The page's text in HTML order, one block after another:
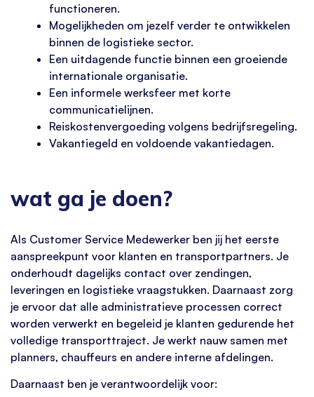
functioneren.
Mogelijkheden om jezelf verder te ontwikkelen
binnen de logistieke sector.
Een uitdagende functie binnen een groeiende
internationale organisatie.
Een informele werksfeer met korte
communicatielijnen.
Reiskostenvergoeding volgens bedrijfsregeling.
Vakantiegeld en voldoende vakantiedagen.
wat ga je doen?
Als Customer Service Medewerker ben jij het eerste
aanspreekpunt voor klanten en transportpartners. Je
onderhoudt dagelijks contact over zendingen,
leveringen en logistieke vraagstukken. Daarnaast zorg
je ervoor dat alle administratieve processen correct
worden verwerkt en begeleid je klanten gedurende het
volledige transporttraject. Je werkt nauw samen met
planners, chauffeurs en andere interne afdelingen.
Daarnaast ben je verantwoordelijk voor: